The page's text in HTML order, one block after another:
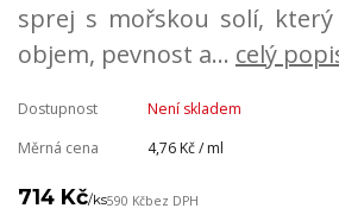
sprej s mořskou solí, který
objem, pevnost a... celý
Dostupnost
Není skladem
Měrná cena
4,76 Kč / ml
714 Kč/ks590 Kčbez DPH